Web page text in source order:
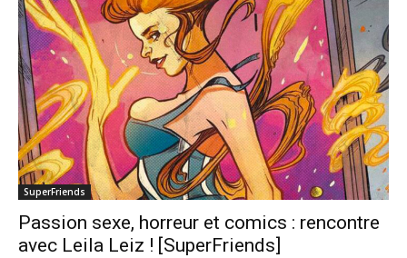
SuperFriends
Passion sexe, horreur et comics : rencontre
avec Leila Leiz ! [SuperFriends]